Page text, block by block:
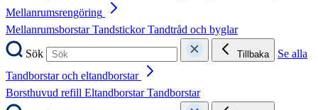
Mellanrumsrengöring
MellanrumsborstarTandstickorTandtråd och byglar
Sök
Tillbaka
Se alla
Tandborstar och eltandborstar
Borsthuvud refill EltandborstarTandborstar